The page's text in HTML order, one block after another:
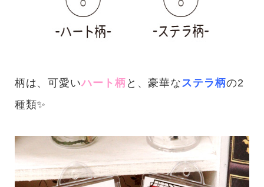
柄は、可愛いハート柄 と、豪華な ステラ柄の2
種類✨